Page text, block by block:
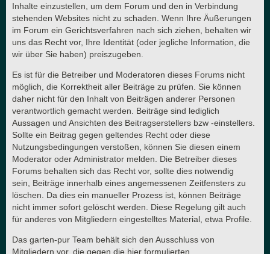
Inhalte einzustellen, um dem Forum und den in Verbindung
stehenden Websites nicht zu schaden. Wenn Ihre Äußerungen
im Forum ein Gerichtsverfahren nach sich ziehen, behalten wir
uns das Recht vor, Ihre Identität (oder jegliche Information, die
wir über Sie haben) preiszugeben.
Es ist für die Betreiber und Moderatoren dieses Forums nicht
möglich, die Korrektheit aller Beiträge zu prüfen. Sie können
daher nicht für den Inhalt von Beiträgen anderer Personen
verantwortlich gemacht werden. Beiträge sind lediglich
Aussagen und Ansichten des Beitragserstellers bzw -einstellers.
Sollte ein Beitrag gegen geltendes Recht oder diese
Nutzungsbedingungen verstoßen, können Sie diesen einem
Moderator oder Administrator melden. Die Betreiber dieses
Forums behalten sich das Recht vor, sollte dies notwendig
sein, Beiträge innerhalb eines angemessenen Zeitfensters zu
löschen. Da dies ein manueller Prozess ist, können Beiträge
nicht immer sofort gelöscht werden. Diese Regelung gilt auch
für anderes von Mitgliedern eingestelltes Material, etwa Profile.
Das garten-pur Team behält sich den Ausschluss von
Mitgliedern vor, die gegen die hier formulierten